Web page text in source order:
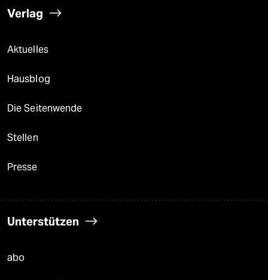
Verlag
Aktuelles
Hausblog
Die Seitenwende
Stellen
Presse
Unterstützen
abo